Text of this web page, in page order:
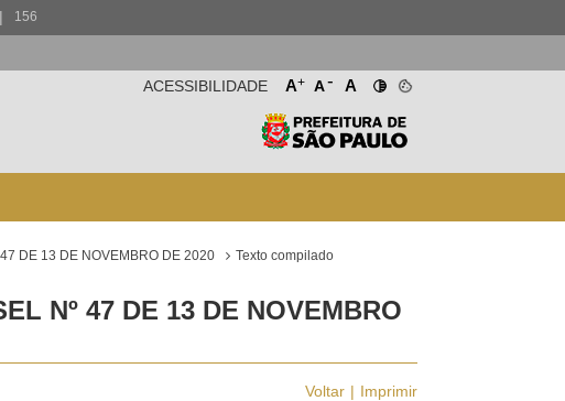
| 156
A+ A- A
ACESSIBILIDADE
DE 13 DE NOVEMBRO DE 2020 Texto compilado
Nº 47 DE 13 DE NOVEMBRO
Voltar Imprimir